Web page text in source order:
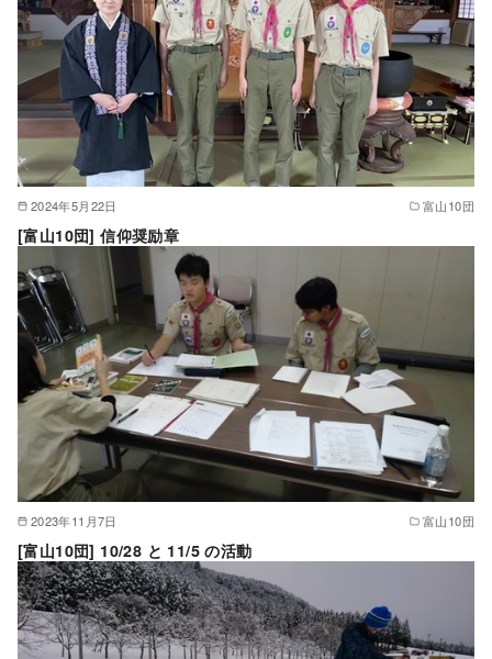
2024年5月22日 富山10団
[富山10団] 信仰奨励章
2023年11月7日 富山10団
[富山10団] 10/28 と 11/5 の活動